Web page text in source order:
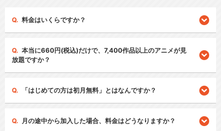
料金はいくらですか？
本当に660円(税込)だけで、7,400作品以上のアニメが見
放題ですか？
「はじめての方は初月無料」とはなんですか？
月の途中から加入した場合、料金はどうなりますか？